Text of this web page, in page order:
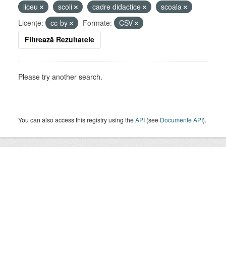
liceu
scoli cadre didactice
scoala
Licenţe:
cc-by Formate:
CSV
Filtrează Rezultatele
Please try another search.
You can also access this registry using theAPI (see Documente API).